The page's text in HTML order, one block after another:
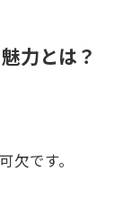
力とは？
です。